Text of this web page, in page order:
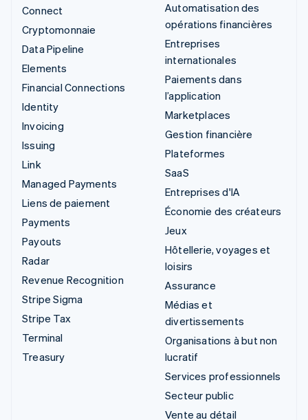
Connect
Cryptomonnaie
Data Pipeline
Elements
Financial Connections
Identity
Invoicing
Issuing
Link
Managed Payments
Liens de paiement
Payments
Payouts
Radar
Revenue Recognition
Stripe Sigma
Stripe Tax
Terminal
Treasury
Automatisation des
opérations financières
Entreprises
internationales
Paiements dans
l’application
Marketplaces
Gestion financière
Plateformes
SaaS
Entreprises d'IA
Économie des créateurs
Jeux
Hôtellerie, voyages et
loisirs
Assurance
Médias et
divertissements
Organisations à but non
lucratif
Services professionnels
Secteur public
Vente au détail